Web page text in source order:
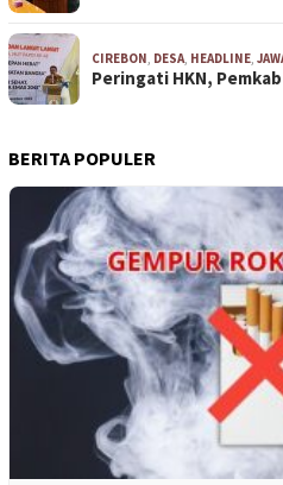
CIREBON, DESA, HEADLINE,
Peringati HKN,
BERITA POPULER